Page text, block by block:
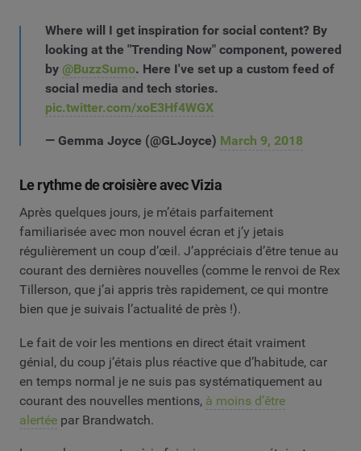
Where will I get inspiration for social content? By
looking at the "Trending Now" component, powered
by @BuzzSumo. Here I've set up a custom feed of
social media and tech stories.
pic.twitter.com/xoE3Hf4WGX
— Gemma Joyce (@GLJoyce) March 9, 2018
Le rythme de croisière avec Vizia
Après quelques jours, je m’étais parfaitement
familiarisée avec mon nouvel écran et j’y jetais
régulièrement un coup d’œil. J’appréciais d’être tenue au
courant des dernières nouvelles (comme le renvoi de Rex
Tillerson, que j’ai appris très rapidement, ce qui montre
bien que je suivais l’actualité de près !).
Le fait de voir les mentions en direct était vraiment
génial, du coup j’étais plus réactive que d’habitude, car
en temps normal je ne suis pas systématiquement au
courant des nouvelles mentions, à moins d’être
alertée par Brandwatch.